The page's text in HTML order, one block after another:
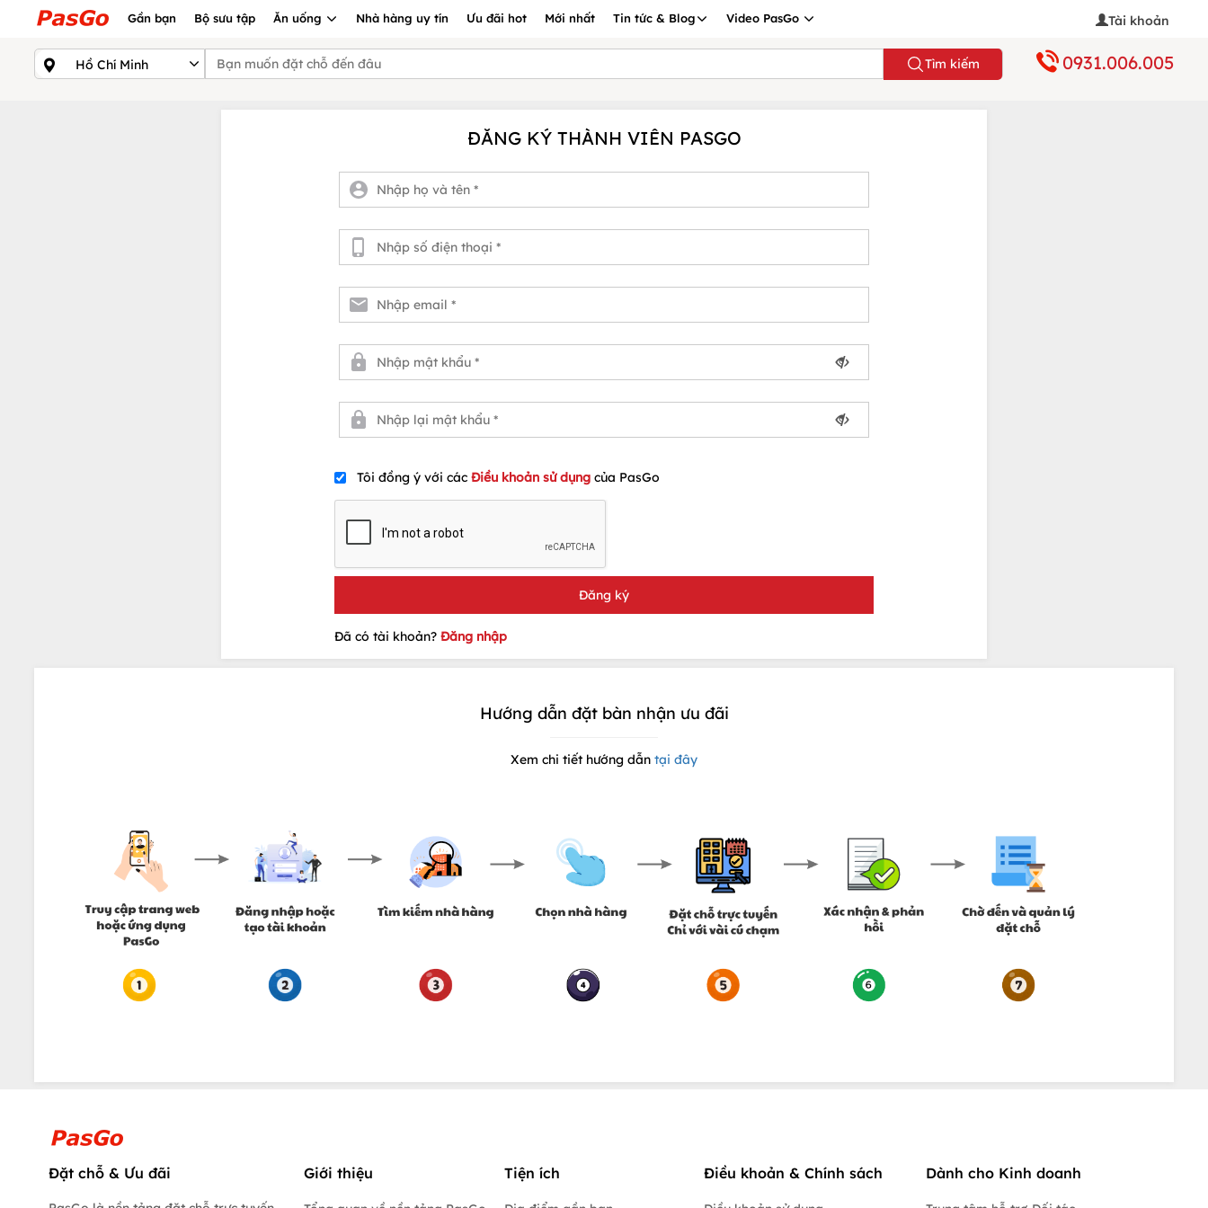
Gần bạn Bộ sưu tập Ăn uống Nhà hàng uy tín Ưu đãi hot Mới nhất Tin tức & Blog Video PasGo Tài khoản
Tìm kiếm 0931.006.005
ĐĂNG KÝ THÀNH VIÊN PASGO
Tôi đồng ý với các Điều khoản sử dụng của PasGo
Đã có tài khoản? Đăng nhập
Hướng dẫn đặt bàn nhận ưu đãi
Xem chi tiết hướng dẫn tại đây
Đặt chỗ & Ưu đãi Giới thiệu Tiện ích Điều khoản & Chính sách Dành cho Kinh doanh